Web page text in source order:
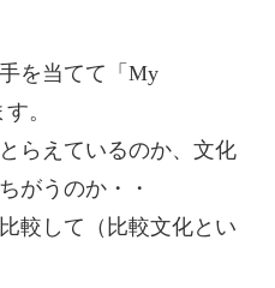
を当てて「My
。
らえているのか、文化
がうのか・・
較して（比較文化とい